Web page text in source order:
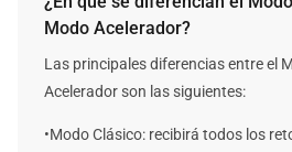
Modo Acelerador?
Las principales diferencias entre el
Acelerador son las siguientes:
•Modo Clásico: recibirá todos los